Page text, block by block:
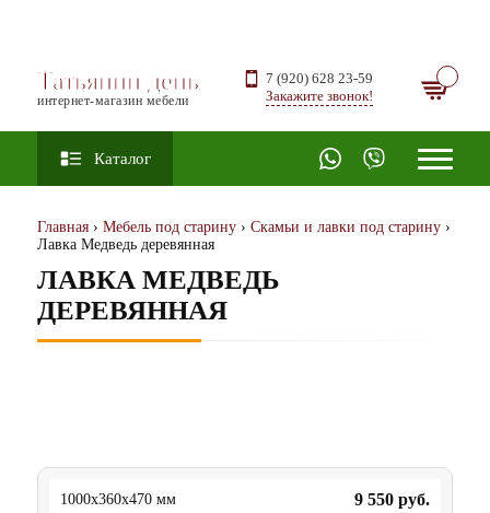
Татьянин день
интернет-магазин мебели
7 (920) 628 23-59
Закажите звонок!
Каталог
Главная › Мебель под старину › Скамьи и лавки под старину ›
Лавка Медведь деревянная
ЛАВКА МЕДВЕДЬ
ДЕРЕВЯННАЯ
1000x360x470 мм 9 550 руб.